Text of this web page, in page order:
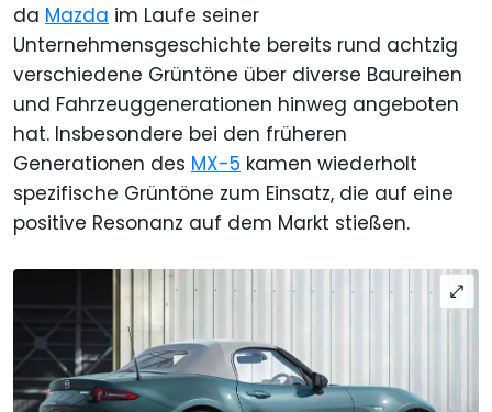
da Mazda im Laufe seiner
Unternehmensgeschichte bereits rund achtzig
verschiedene Grüntöne über diverse Baureihen
und Fahrzeuggenerationen hinweg angeboten
hat. Insbesondere bei den früheren
Generationen des MX-5 kamen wiederholt
spezifische Grüntöne zum Einsatz, die auf eine
positive Resonanz auf dem Markt stießen.